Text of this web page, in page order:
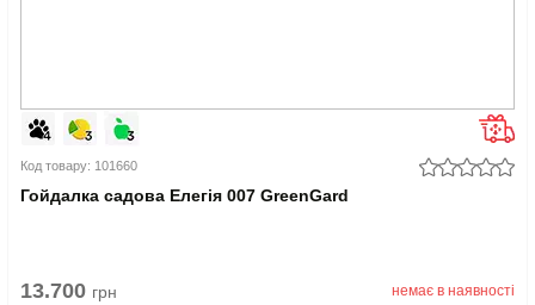
Код товару: 101660
Гойдалка садова Елегія 007 GreenGard
13.700 грн немає в наявності